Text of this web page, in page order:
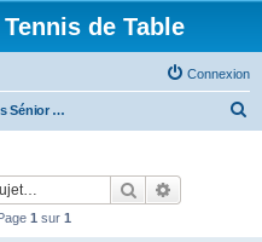
de Table
Connexion
Compétitions Sénior ( Equipes, Indivs, Tournois )
Rechercher
1 sur 1